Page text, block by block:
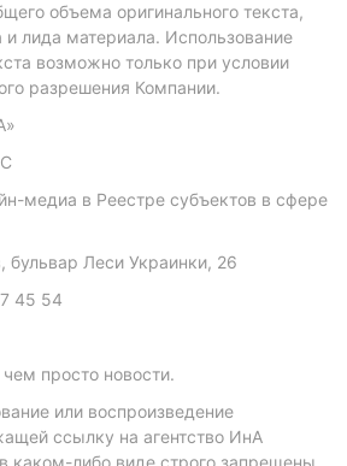
объема оригинального текста,
и лида материала. Использование
возможно только при условии
разрешения Компании.
медиа в Реестре субъектов в сфере
бульвар Леси Украинки, 26
45 54
просто новости.
или воспроизведение
ссылку на агентство ИнА
каком-либо виде строго запрещены.